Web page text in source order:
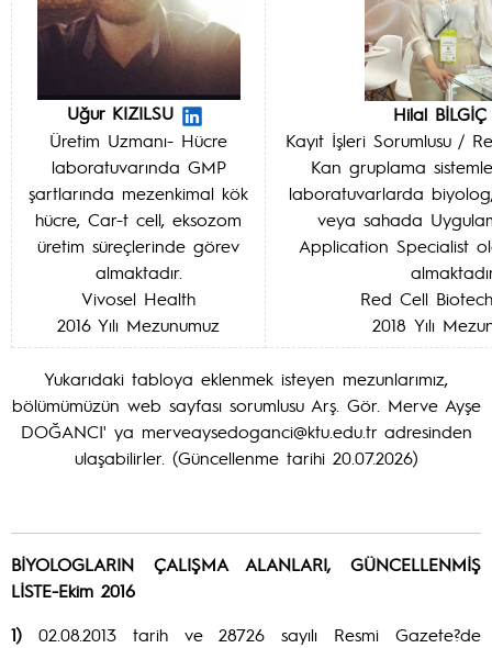
Uğur KIZILSU
Üretim Uzmanı- Hücre
laboratuvarında GMP
şartlarında mezenkimal kök
hücre, Car-t cell, eksozom
üretim süreçlerinde görev
almaktadır.
Vivosel Health
2016 Yılı Mezunumuz
Hilal BİLGİÇ
Kayıt İşleri Sorumlusu /
Kan gruplama
laboratuvarlarda
veya sahada
Application Specialist
Red Cell
2018 Yılı
Yukarıdaki tabloya eklenmek isteyen mezunlarımız,
bölümümüzün web sayfası sorumlusu Arş. Gör. Merve Ayşe
DOĞANCI' ya merveaysedoganci@ktu.edu.tr adresinden
ulaşabilirler. (Güncellenme tarihi 20.07.2026)
BİYOLOGLARIN ÇALIŞMA ALANLARI, GÜNCELLENMİŞ
LİSTE-Ekim 2016
1) 02.08.2013 tarih ve 28726 sayılı Resmi Gazete?de